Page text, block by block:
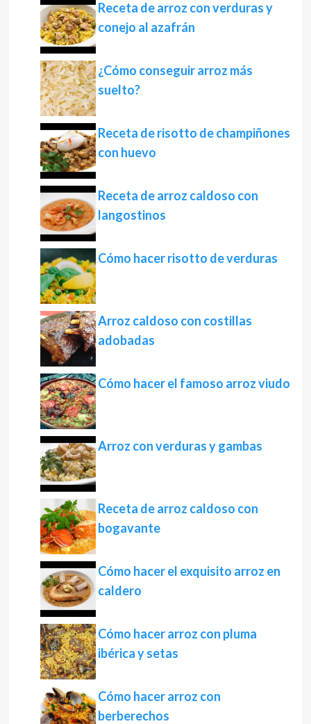
Receta de arroz con verduras y
conejo al azafrán
¿Cómo conseguir arroz más
suelto?
Receta de risotto de champiñones
con huevo
Receta de arroz caldoso con
langostinos
Cómo hacer risotto de verduras
Arroz caldoso con costillas
adobadas
Cómo hacer el famoso arroz viudo
Arroz con verduras y gambas
Receta de arroz caldoso con
bogavante
Cómo hacer el exquisito arroz en
caldero
Cómo hacer arroz con pluma
ibérica y setas
Cómo hacer arroz con
berberechos